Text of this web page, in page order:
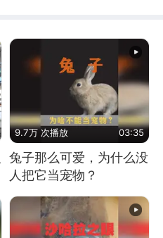
9.7万 次播放 03:35
兔子那么可爱，为什么没
人把它当宠物？